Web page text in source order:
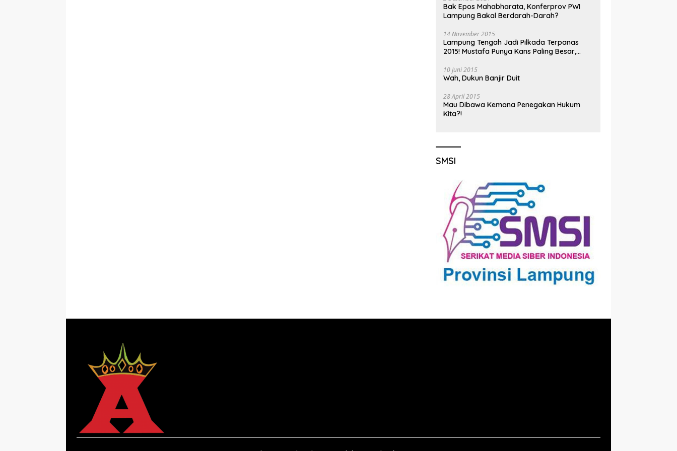
Bak Epos Mahabharata, Konferprov PWI
Lampung Bakal Berdarah-Darah?
14 November 2015
Lampung Tengah Jadi Pilkada Terpanas
2015! Mustafa Punya Kans Paling Besar,
10 Juni 2015
Wah, Dukun Banjir Duit
28 April 2015
Mau Dibawa Kemana Penegakan Hukum
Kita?!
SMSI